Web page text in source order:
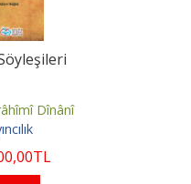
Dînânî
,00TL